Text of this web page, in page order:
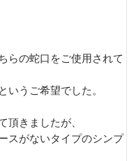
らの蛇口をご使用されて
いうご希望でした。
頂きましたが、
スがないタイプのシンプ